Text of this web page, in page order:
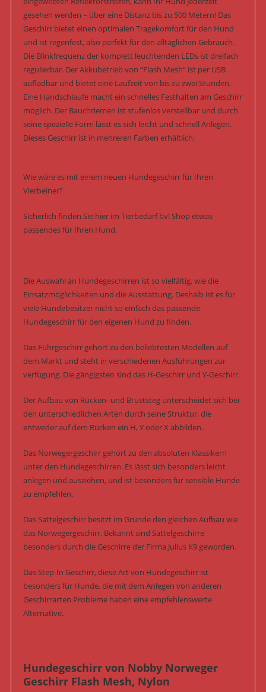
gesehen werden – über eine Distanz bis zu 500 Metern! Das
Geschirr bietet einen optimalen Tragekomfort für den Hund
und ist regenfest, also perfekt für den alltäglichen Gebrauch.
Die Blinkfrequenz der komplett leuchtenden LEDs ist dreifach
regulierbar. Der Akkubetrieb von “Flash Mesh” ist per USB
aufladbar und bietet eine Laufzeit von bis zu zwei Stunden.
Eine Handschlaufe macht ein schnelles Festhalten am Geschirr
möglich. Der Bauchriemen ist stufenlos verstellbar und durch
seine spezielle Form lässt es sich leicht und schnell Anlegen.
Dieses Geschirr ist in mehreren Farben erhältlich.
Wie wäre es mit einem neuen Hundegeschirr für Ihren
Vierbeiner?
Sicherlich finden Sie hier im Tierbedarf bvl Shop etwas
passendes für Ihren Hund.
Die Auswahl an Hundegeschirren ist so vielfältig, wie die
Einsatzmöglichkeiten und die Ausstattung. Deshalb ist es für
viele Hundebesitzer nicht so einfach das passende
Hundegeschirr für den eigenen Hund zu finden.
Das Führgeschirr gehört zu den beliebtesten Modellen auf
dem Markt und steht in verschiedenen Ausführungen zur
verfügung. Die gängigsten sind das H-Geschirr und Y-Geschirr.
Der Aufbau von Rücken- und Bruststeg unterscheidet sich bei
den unterschiedlichen Arten durch seine Struktur, die
entweder auf dem Rücken ein H, Y oder X abbilden..
Das Norwegergeschirr gehört zu den absoluten Klassikern
unter den Hundegeschirren. Es lässt sich besonders leicht
anlegen und ausziehen, und ist besonders für sensible Hunde
zu empfehlen.
Das Sattelgeschirr besitzt im Grunde den gleichen Aufbau wie
das Norwegergeschirr. Bekannt sind Sattelgeschirre
besonders durch die Geschirre der Firma Julius K9 geworden.
Das Step-In Geschirr, diese Art von Hundegeschirr ist
besonders für Hunde, die mit dem Anlegen von anderen
Geschirrarten Probleme haben eine empfehlenswerte
Alternative.
Hundegeschirr von Nobby Norweger
Geschirr Flash Mesh, Nylon